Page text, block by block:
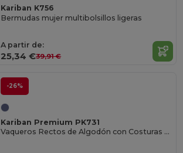
Kariban K756
Bermudas mujer multibolsillos ligeras
A partir de:
25,34 €39,91 €
-26%
Kariban Premium PK731
Vaqueros Rectos de Algodón con Costuras Burdeos